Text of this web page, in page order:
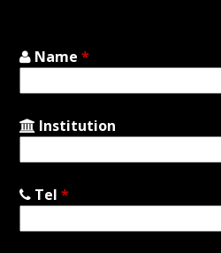
Name*
Institution
Tel*